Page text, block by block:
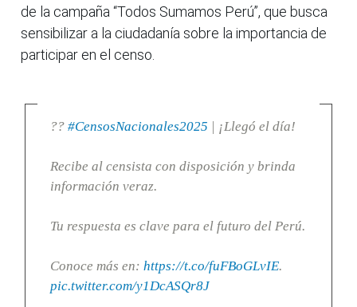
de la campaña “Todos Sumamos Perú”, que busca
sensibilizar a la ciudadanía sobre la importancia de
participar en el censo.
?? #CensosNacionales2025 | ¡Llegó el día!
Recibe al censista con disposición y brinda
información veraz.
Tu respuesta es clave para el futuro del Perú.
Conoce más en: https://t.co/fuFBoGLvIE.
pic.twitter.com/y1DcASQr8J